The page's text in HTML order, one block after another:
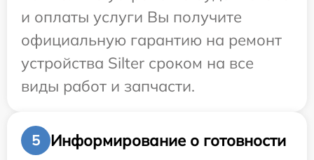
и оплаты услуги Вы получите
официальную гарантию на ремонт
устройства Silter сроком на все
виды работ и запчасти.
5
Информирование о готовности